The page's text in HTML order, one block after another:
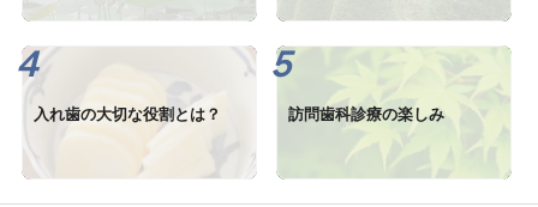
入れ歯の大切な役割とは？ 訪問歯科診療の楽しみ